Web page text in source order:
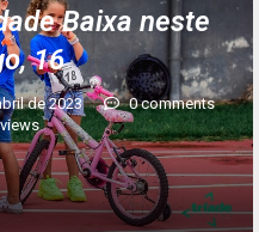
Baixa neste
16
de 2023
0 comments